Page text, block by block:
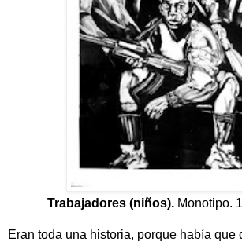
Trabajadores (niños). Monotipo.
Eran toda una historia, porque había que